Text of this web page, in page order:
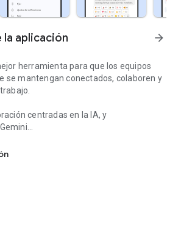
la aplicación arrow_forward
herramienta para que los equipos
se mantengan conectados, colaboren y
centradas en la IA, y
mensajes a más de 120 idiomas
con la búsqueda basada en IA
que todo el equipo esté al tanto
necesitan para mantenerse